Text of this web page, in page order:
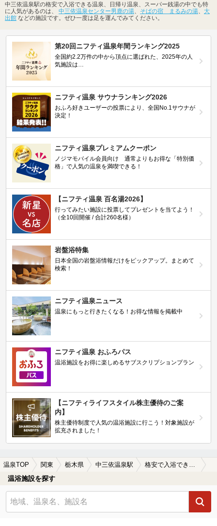
中三依温泉駅の格安で入浴できる温泉、日帰り温泉、スーパー銭湯の中でも特
に人気があるのは、 中三依温泉センター男鹿の湯、 そばの宿 まるみの湯、 大
出館 などの施設です。ぜひ一度は足を運んでみてください。
第20回ニフティ温泉年間ランキング2025
全国約2.2万件の中から頂点に選ばれた、2025年の人
気施設は…
ニフティ温泉 サウナランキング2026
おふろ好きユーザーの投票により、全国No.1サウナが
決定！
ニフティ温泉プレミアムクーポン
ノジマモバイル会員向け 通常よりもお得な「特別価
格」で人気の温泉を満喫できる！
【ニフティ温泉 百名湯2026】
行ってみたい施設に投票してプレゼントを当てよう！
（全10回開催 / 合計260名様）
岩盤浴特集
日本全国の岩盤浴情報だけをピックアップ。まとめて
検索！
ニフティ温泉ニュース
温泉にもっと行きたくなる！お得な情報を掲載中
ニフティ温泉 おふろパス
温浴施設をお得に楽しめるサブスクリプションプラン
【ニフティライフスタイル株主優待のご案
内】
株主優待制度で人気の温浴施設に行こう！対象施設が
拡充されました！
温泉TOP 関東 栃木県 中三依温泉駅 格安で入浴できる中三依温泉駅近くの温泉、日帰り温泉、スーパー銭湯おすすめ
温浴施設を探す